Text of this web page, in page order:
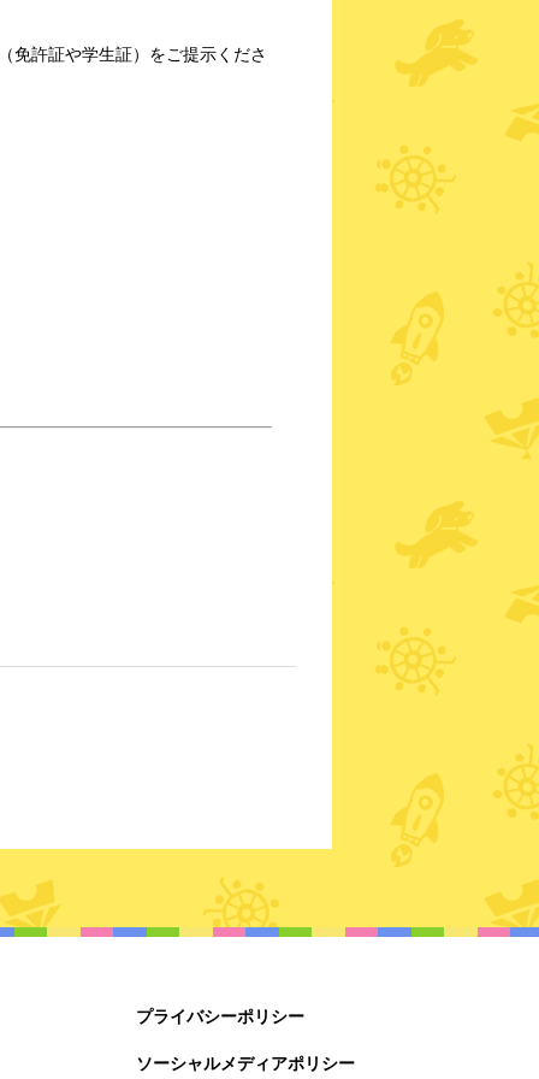
免許証や学生証）をご提示くださ
プライバシーポリシー
ソーシャルメディアポリシー